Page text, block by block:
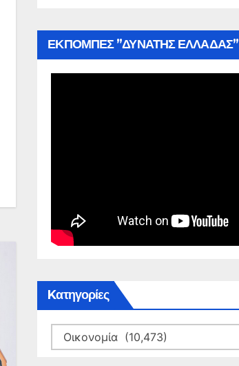
ΕΚΠΟΜΠΕΣ ”ΔΥΝΑΤΗΣ ΕΛΛΑΔΑΣ”
Kατηγορίες
Kατηγορίες